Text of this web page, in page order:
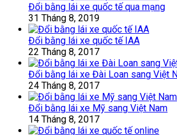
Đổi bằng lái xe quốc tế qua mạng
31 Tháng 8, 2019
Đổi bằng lái xe quốc tế IAA
22 Tháng 8, 2017
Đổi bằng lái xe Đài Loan sang Việt
24 Tháng 8, 2017
Đổi bằng lái xe Mỹ sang Việt Nam
14 Tháng 8, 2017